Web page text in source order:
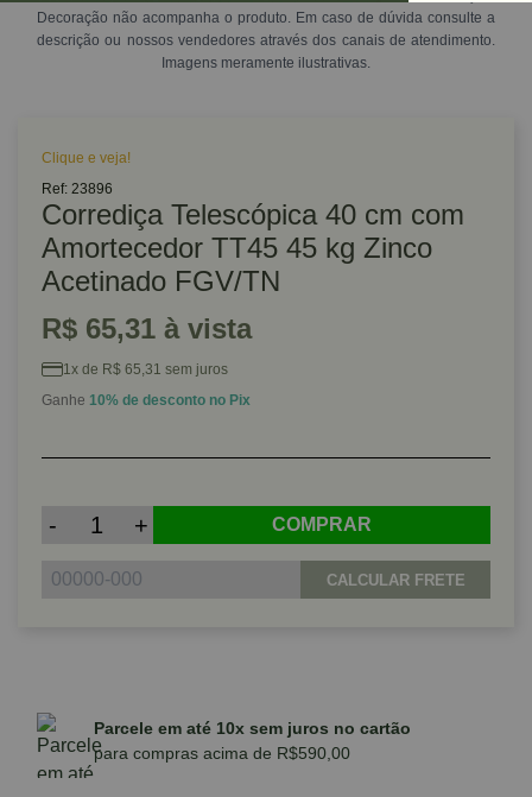
Decoração não acompanha o produto. Em caso de dúvida consulte a
descrição ou nossos vendedores através dos canais de atendimento.
Imagens meramente ilustrativas.
Clique e veja!
Ref: 23896
Corrediça Telescópica 40 cm com
Amortecedor TT45 45 kg Zinco
Acetinado FGV/TN
R$ 65,31 à vista
1x de R$ 65,31 sem juros
Ganhe 10% de desconto no Pix
- + COMPRAR
CALCULAR FRETE
Parcele em até 10x sem juros no cartão
para compras acima de R$590,00